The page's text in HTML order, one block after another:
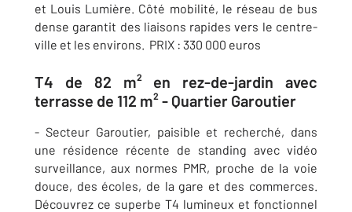
et Louis Lumière. Côté mobilité, le réseau de bus
dense garantit des liaisons rapides vers le centre-
ville et les environs. PRIX : 330 000 euros
T4 de 82 m² en rez-de-jardin avec
terrasse de 112 m² - Quartier Garoutier
- Secteur Garoutier, paisible et recherché, dans
une résidence récente de standing avec vidéo
surveillance, aux normes PMR, proche de la voie
douce, des écoles, de la gare et des commerces.
Découvrez ce superbe T4 lumineux et fonctionnel